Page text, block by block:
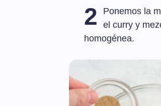
2
Ponemos la
el curry y
homogénea.